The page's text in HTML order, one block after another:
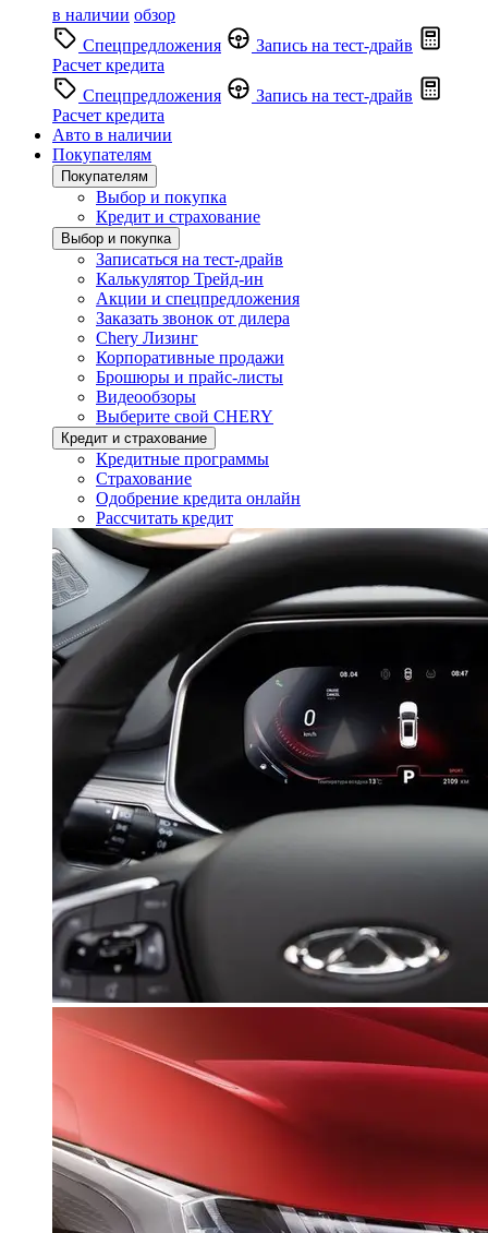
в наличии обзор
Спецпредложения
Запись на тест-драйв
Расчет кредита
Спецпредложения
Запись на тест-драйв
Расчет кредита
Авто в наличии
Покупателям
Покупателям
Выбор и покупка
Кредит и страхование
Выбор и покупка
Записаться на тест-драйв
Калькулятор Трейд-ин
Акции и спецпредложения
Заказать звонок от дилера
Chery Лизинг
Корпоративные продажи
Брошюры и прайс-листы
Видеообзоры
Выберите свой CHERY
Кредит и страхование
Кредитные программы
Страхование
Одобрение кредита онлайн
Рассчитать кредит